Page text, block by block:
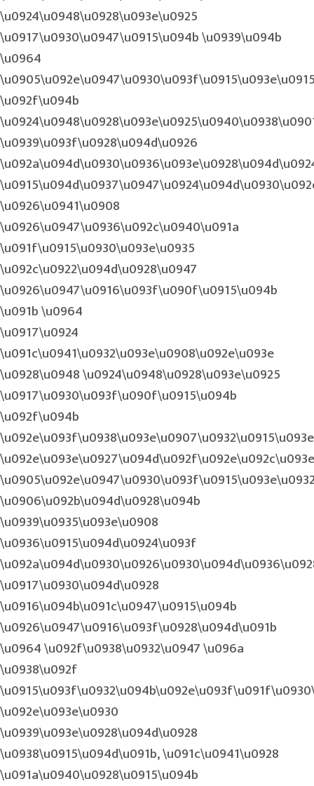
\u0924\u0948\u0928\u093e\u0925
\u0917\u0930\u0947\u0915\u094b \u0939\u094b
\u0964
\u092f\u094b
\u0939\u093f\u0928\u094d\u0926
\u0926\u0941\u0908
\u0926\u0947\u0936\u092c\u0940\u091a
\u091f\u0915\u0930\u093e\u0935
\u092c\u0922\u094d\u0928\u0947
\u0926\u0947\u0916\u093f\u090f\u0915\u094b
\u091b \u0964
\u0917\u0924
\u091c\u0941\u0932\u093e\u0908\u092e\u093e
\u0928\u0948 \u0924\u0948\u0928\u093e\u0925
\u0917\u0930\u093f\u090f\u0915\u094b
\u092f\u094b
\u092e\u093f\u0938\u093e\u0907\u0932\u0915\u093e
\u0906\u092b\u094d\u0928\u094b
\u0939\u0935\u093e\u0908
\u0936\u0915\u094d\u0924\u093f
\u0917\u0930\u094d\u0928
\u0916\u094b\u091c\u0947\u0915\u094b
\u0926\u0947\u0916\u093f\u0928\u094d\u091b
\u0964 \u092f\u0938\u0932\u0947 \u096a
\u0938\u092f
\u092e\u093e\u0930
\u0939\u093e\u0928\u094d\u0928
\u0938\u0915\u094d\u091b, \u091c\u0941\u0928
\u091a\u0940\u0928\u0915\u094b